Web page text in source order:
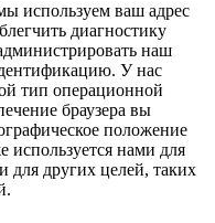
используем ваш адрес
диагностику
наш
У нас
тип операционной
браузера вы
положение
используется нами для
для других целей, таких